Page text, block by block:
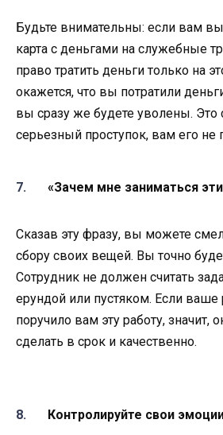
Будьте внимательны: если вам
карта с деньгами на служебные
право тратить деньги только на
окажется, что вы потратили
вы сразу же будете уволены.
серьезный проступок, вам его не
«Зачем мне заниматься
Сказав эту фразу, вы можете
сбору своих вещей. Вы точно
Сотрудник не должен считать
ерундой или пустяком. Если ваше
поручило вам эту работу, значит,
сделать в срок и качественно.
Контролируйте свои